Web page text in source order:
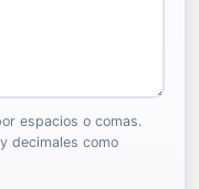
espacios o comas.
y decimales como